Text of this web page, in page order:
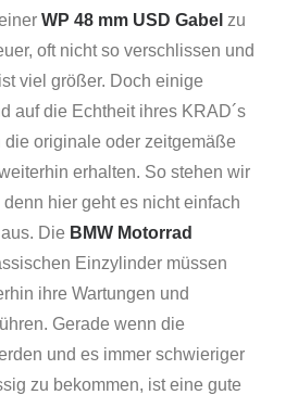
WP 48 mm USD Gabel zu
oft nicht so verschlissen und
viel größer. Doch einige
auf die Echtheit ihres KRAD´s
die originale oder zeitgemäße
erhalten. So stehen wir
hier geht es nicht einfach
Die BMW Motorrad
Einzylinder müssen
ihre Wartungen und
Gerade wenn die
und es immer schwieriger
zu bekommen, ist eine gute